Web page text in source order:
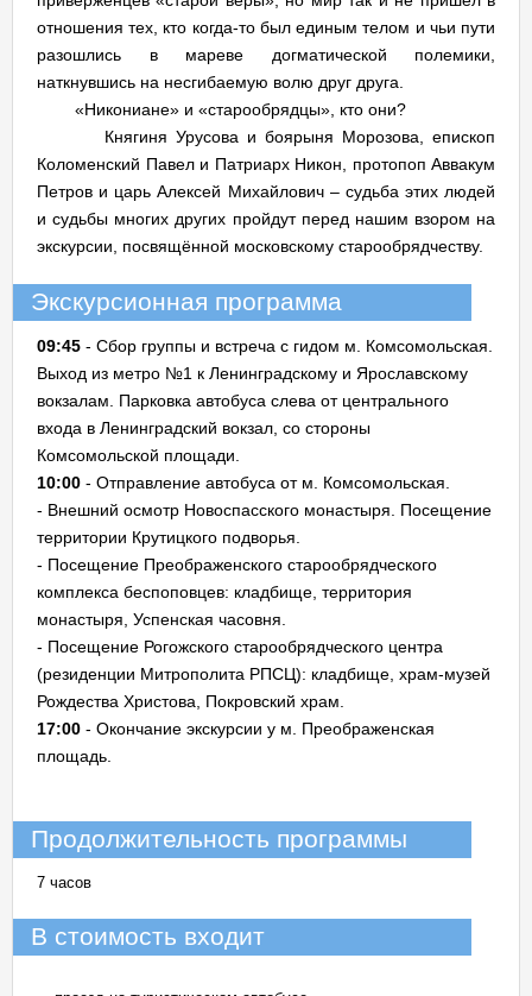
отношения тех, кто когда-то был единым телом и чьи пути
разошлись в мареве догматической полемики,
наткнувшись на несгибаемую волю друг друга.
«Никониане» и «старообрядцы», кто они?
Княгиня Урусова и боярыня Морозова, епископ
Коломенский Павел и Патриарх Никон, протопоп Аввакум
Петров и царь Алексей Михайлович – судьба этих людей
и судьбы многих других пройдут перед нашим взором на
экскурсии, посвящённой московскому старообрядчеству.
Экскурсионная программа
09:45 - Сбор группы и встреча с гидом м. Комсомольская.
Выход из метро №1 к Ленинградскому и Ярославскому
вокзалам. Парковка автобуса слева от центрального
входа в Ленинградский вокзал, со стороны
Комсомольской площади.
10:00 - Отправление автобуса от м. Комсомольская.
- Внешний осмотр Новоспасского монастыря. Посещение
территории Крутицкого подворья.
- Посещение Преображенского старообрядческого
комплекса беспоповцев: кладбище, территория
монастыря, Успенская часовня.
- Посещение Рогожского старообрядческого центра
(резиденции Митрополита РПСЦ): кладбище, храм-музей
Рождества Христова, Покровский храм.
17:00 - Окончание экскурсии у м. Преображенская
площадь.
Продолжительность программы
7 часов
В стоимость входит